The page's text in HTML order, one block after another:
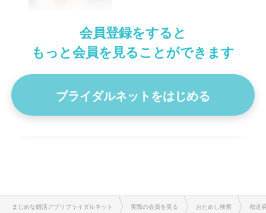
年収500～600万
身長 168cm
はじめまして。ご覧いただき、ありがとうございます。 最近
の趣味は韓流ドラマです。四季シリーズはほぼ全部観ました。
会員登録をすると
もっと会員を見ることができます
ブライダルネットをはじめる
まじめな婚活アプリブライダルネット 実際の会員を見る おためし検索 都道